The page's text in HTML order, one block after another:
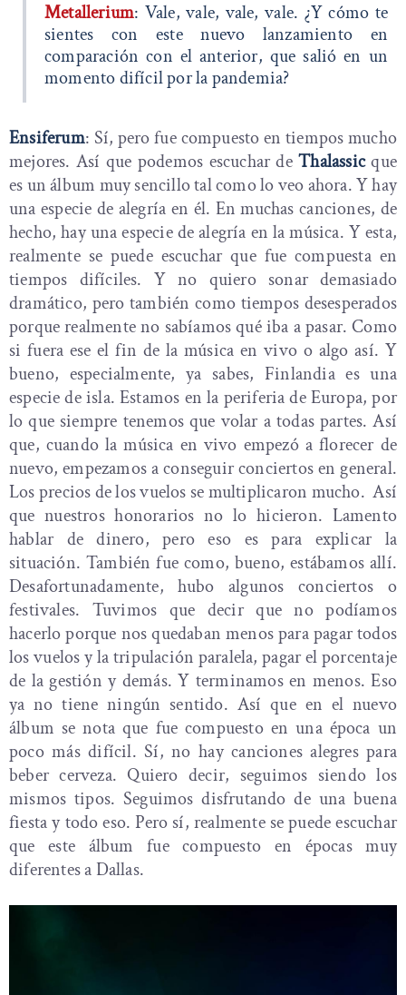
Metallerium: Vale, vale, vale, vale. ¿Y cómo te
sientes con este nuevo lanzamiento en
comparación con el anterior, que salió en un
momento difícil por la pandemia?
Ensiferum: Sí, pero fue compuesto en tiempos mucho
mejores. Así que podemos escuchar deThalassicque
es un álbum muy sencillo tal como lo veo ahora. Y hay
una especie de alegría en él. En muchas canciones, de
hecho, hay una especie de alegría en la música. Y esta,
realmente se puede escuchar que fue compuesta en
tiempos difíciles. Y no quiero sonar demasiado
dramático, pero también como tiempos desesperados
porque realmente no sabíamos qué iba a pasar. Como
si fuera ese el fin de la música en vivo o algo así. Y
bueno, especialmente, ya sabes, Finlandia es una
especie de isla. Estamos en la periferia de Europa, por
lo que siempre tenemos que volar a todas partes. Así
que, cuando la música en vivo empezó a florecer de
nuevo, empezamos a conseguir conciertos en general.
Los precios de los vuelos se multiplicaron mucho. Así
que nuestros honorarios no lo hicieron. Lamento
hablar de dinero, pero eso es para explicar la
situación. También fue como, bueno, estábamos allí.
Desafortunadamente, hubo algunos conciertos o
festivales. Tuvimos que decir que no podíamos
hacerlo porque nos quedaban menos para pagar todos
los vuelos y la tripulación paralela, pagar el porcentaje
de la gestión y demás. Y terminamos en menos. Eso
ya no tiene ningún sentido. Así que en el nuevo
álbum se nota que fue compuesto en una época un
poco más difícil. Sí, no hay canciones alegres para
beber cerveza. Quiero decir, seguimos siendo los
mismos tipos. Seguimos disfrutando de una buena
fiesta y todo eso. Pero sí, realmente se puede escuchar
que este álbum fue compuesto en épocas muy
diferentes a Dallas.